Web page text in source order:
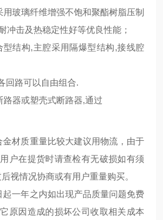
玻璃纤维增强不饱和聚酯树脂压制
冲击及热稳定性好等优良性能；
型结构,主腔采用隔爆型结构,接线腔
回路可以自由组合.
路器或塑壳式断路器,通过
金材质重量比较大建议用物流，由于
户在提货时请查检有无破损如有须
视情况协商或有用户重量购买。
起一年之内如出现产品质量问题免费
原因造成的损坏公司收取相关成本